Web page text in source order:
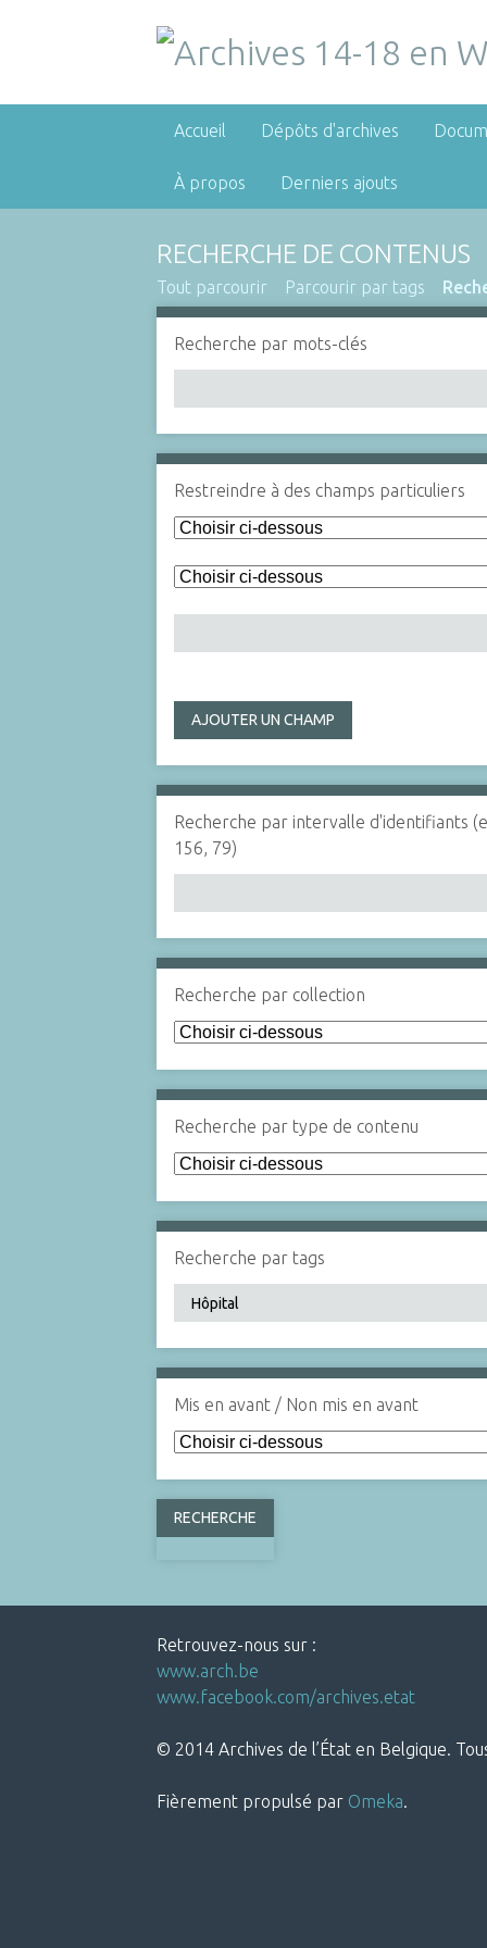
Accueil Dépôts d'archives
À propos Derniers ajouts
RECHERCHE DE CONTENUS
Tout parcourir Parcourir par tags
Recherche par mots-clés
Restreindre à des champs particuliers
AJOUTER UN CHAMP
Recherche par intervalle d'identifiants
156, 79)
Recherche par collection
Recherche par type de contenu
Recherche par tags
Mis en avant / Non mis en avant
Retrouvez-nous sur :
www.arch.be
www.facebook.com/archives.etat
© 2014 Archives de l’État en Belgique.
Fièrement propulsé par Omeka.